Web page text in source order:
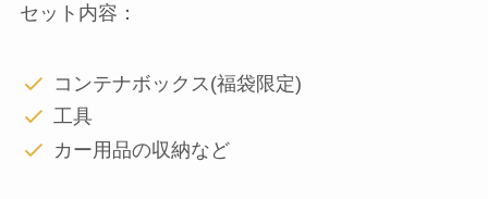
セット内容：
コンテナボックス(福袋限定)
工具
カー用品の収納など